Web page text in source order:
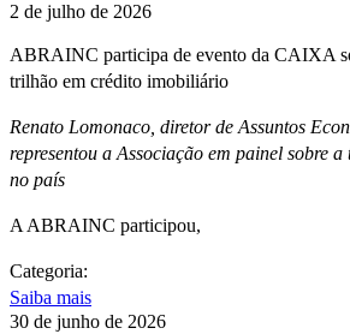
2 de julho de 2026
ABRAINC participa de evento da CAIXA
trilhão em crédito imobiliário
Renato Lomonaco, diretor de Assuntos
representou a Associação em painel sobre
no país
A ABRAINC participou,
Categoria:
Saiba mais
30 de junho de 2026